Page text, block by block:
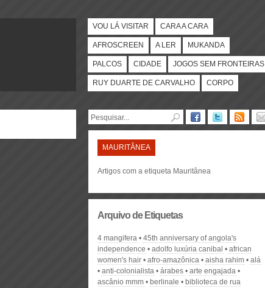
VOU LÁ VISITAR CARA A CARA
AFROSCREEN A LER MUKANDA
PALCOS CIDADE JOGOS SEM FRONTEIRAS
RUY DUARTE DE CARVALHO CORPO
MAURITÂNEA
Artigos com a etiqueta Mauritânea
Arquivo de Etiquetas
4 mangifera
45th anniversary of angola's
independence
adolfo luxúria canibal
african
women's hair
afro-amazônica aisha rahim
alá
anti-colonialista
árabes
arte engajada
ascânio mmm
berlinale
biblioteca de rua